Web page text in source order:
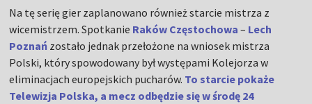
Na tę serię gier zaplanowano również starcie mistrza z
wicemistrzem. Spotkanie Raków Częstochowa – Lech
Poznań zostało jednak przełożone na wniosek mistrza
Polski, który spowodowany był występami Kolejorza w
eliminacjach europejskich pucharów. To starcie pokaże
Telewizja Polska, a mecz odbędzie się w środę 24